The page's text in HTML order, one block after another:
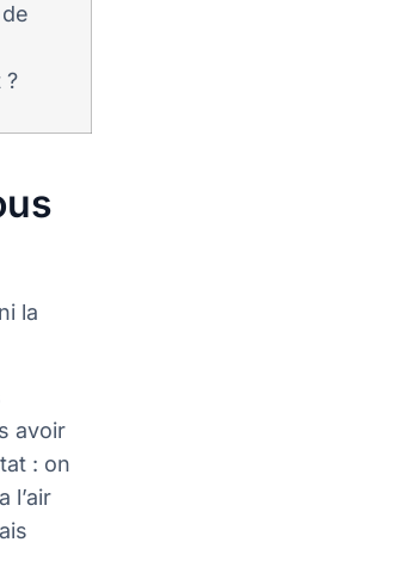
?
la
avoir
: on
l’air